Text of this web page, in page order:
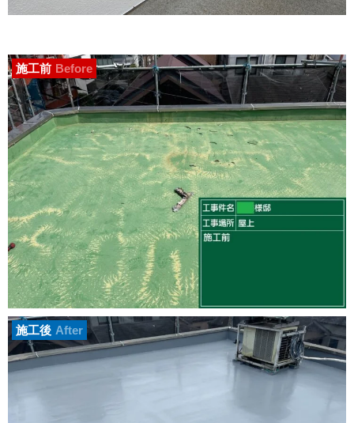
施工前 Before
施工後 After